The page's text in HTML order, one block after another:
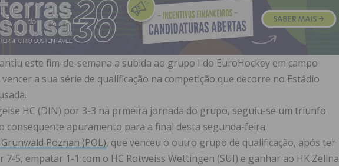
este fim-de-semana a subida ao grupo I do EuroHockey em campo
a sua série de qualificação na competição que decorre no Estádio
HC (DIN) por 3-3 na prmeira jornada do grupo, seguiu-se um triunfo
consequente apuramento para a final desta segunda-feira.
Grunwald Poznan (POL), que venceu o outro grupo de qualificação, após ter
7-5, empatar 1-1 com o HC Rotweiss Wettingen (SUI) e ganhar ao HK Zelina